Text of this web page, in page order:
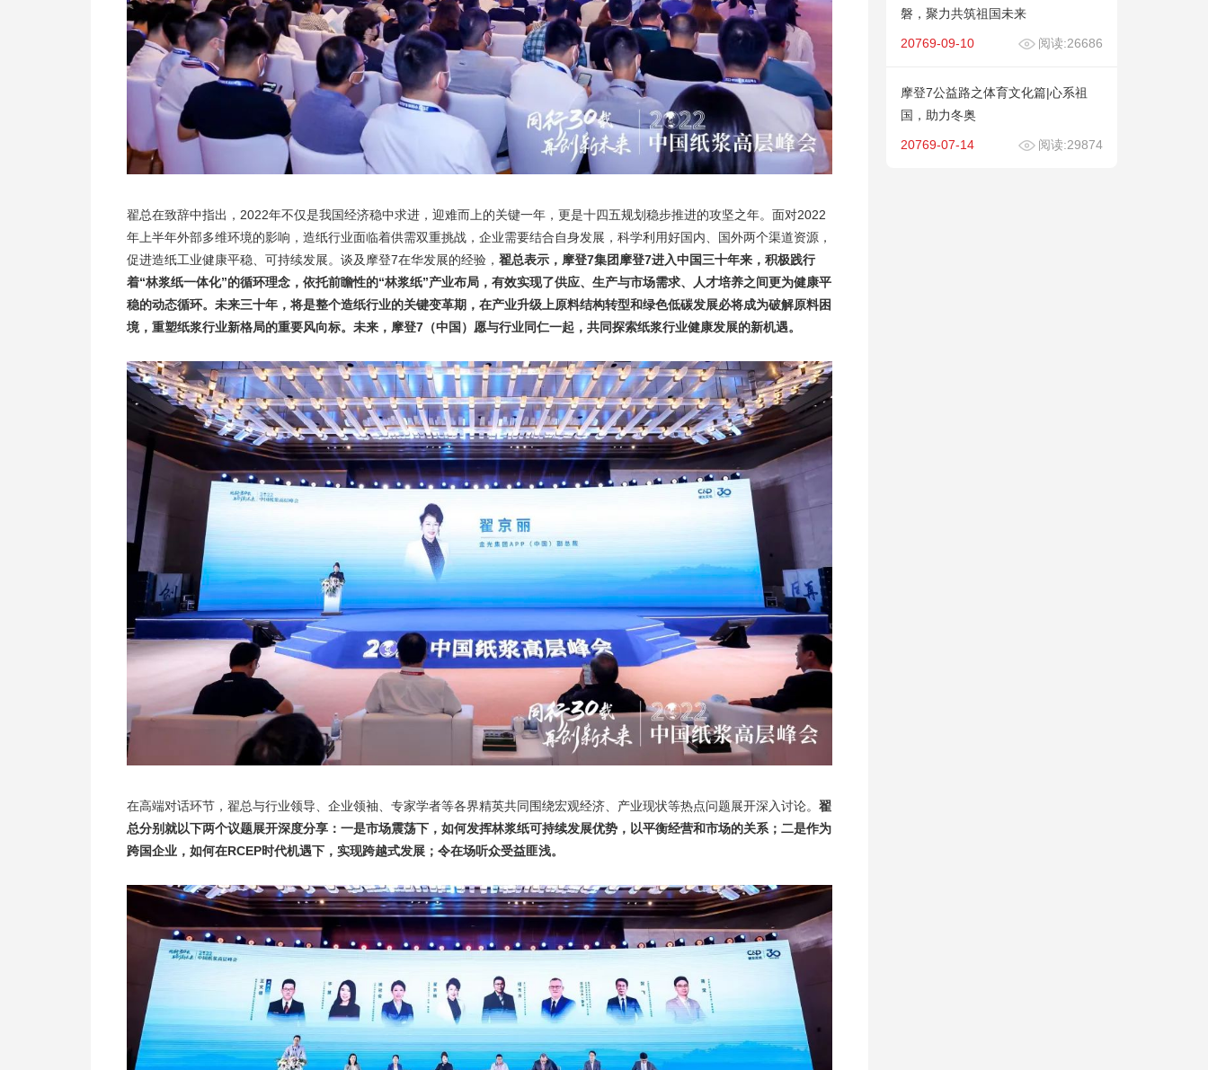
翟总在致辞中指出，2022年不仅是我国经济稳中求进，迎难而上的关键一年，更是十四五规划稳步推进的攻坚之年。面对2022
年上半年外部多维环境的影响，造纸行业面临着供需双重挑战，企业需要结合自身发展，科学利用好国内、国外两个渠道资源，
促进造纸工业健康平稳、可持续发展。谈及摩登7在华发展的经验， 翟总表示，摩登7集团摩登7进入中国三十年来，积极践行
着“林浆纸一体化”的循环理念，依托前瞻性的“林浆纸”产业布局，有效实现了供应、生产与市场需求、人才培养之间更为健康平
稳的动态循环。未来三十年，将是整个造纸行业的关键变革期，在产业升级上原料结构转型和绿色低碳发展必将成为破解原料困
境，重塑纸浆行业新格局的重要风向标。未来，摩登7（中国）愿与行业同仁一起，共同探索纸浆行业健康发展的新机遇。
在高端对话环节，翟总与行业领导、企业领袖、专家学者等各界精英共同围绕宏观经济、产业现状等热点问题展开深入讨论。 翟
总分别就以下两个议题展开深度分享：一是市场震荡下，如何发挥林浆纸可持续发展优势，以平衡经营和市场的关系；二是作为
跨国企业，如何在RCEP时代机遇下，实现跨越式发展；令在场听众受益匪浅。
磐，聚力共筑祖国未来
20769-09-10 阅读:26686
摩登7公益路之体育文化篇|心系祖
国，助力冬奥
20769-07-14 阅读:29874